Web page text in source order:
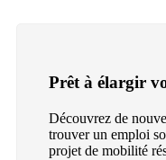
Prêt à élargir
Découvrez de
trouver un emploi
projet de mobilité